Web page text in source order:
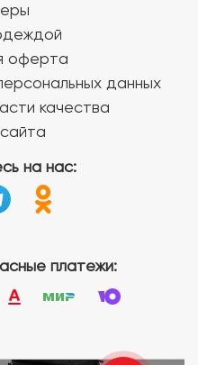
оферта
данных
качества
на нас:
платежи: